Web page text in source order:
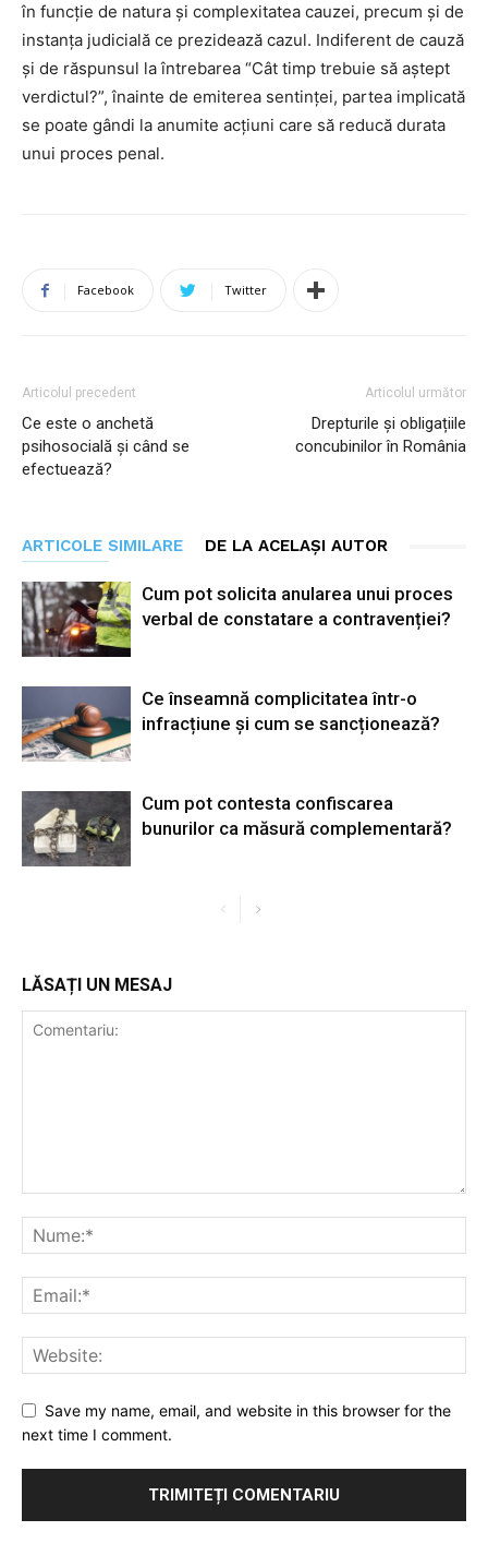
în funcție de natura și complexitatea cauzei, precum și de
instanța judicială ce prezidează cazul. Indiferent de cauză
și de răspunsul la întrebarea “Cât timp trebuie să aștept
verdictul?”, înainte de emiterea sentinței, partea implicată
se poate gândi la anumite acțiuni care să reducă durata
unui proces penal.
Facebook Twitter
Articolul precedent
Ce este o anchetă
psihosocială și când se
efectuează?
Articolul următor
Drepturile și obligațiile
concubinilor în România
ARTICOLE SIMILARE DE LA ACELAȘI AUTOR
Cum pot solicita anularea unui proces
verbal de constatare a contravenției?
Ce înseamnă complicitatea într-o
infracțiune și cum se sancționează?
Cum pot contesta confiscarea
bunurilor ca măsură complementară?
LĂSAȚI UN MESAJ
Save my name, email, and website in this browser for the
next time I comment.